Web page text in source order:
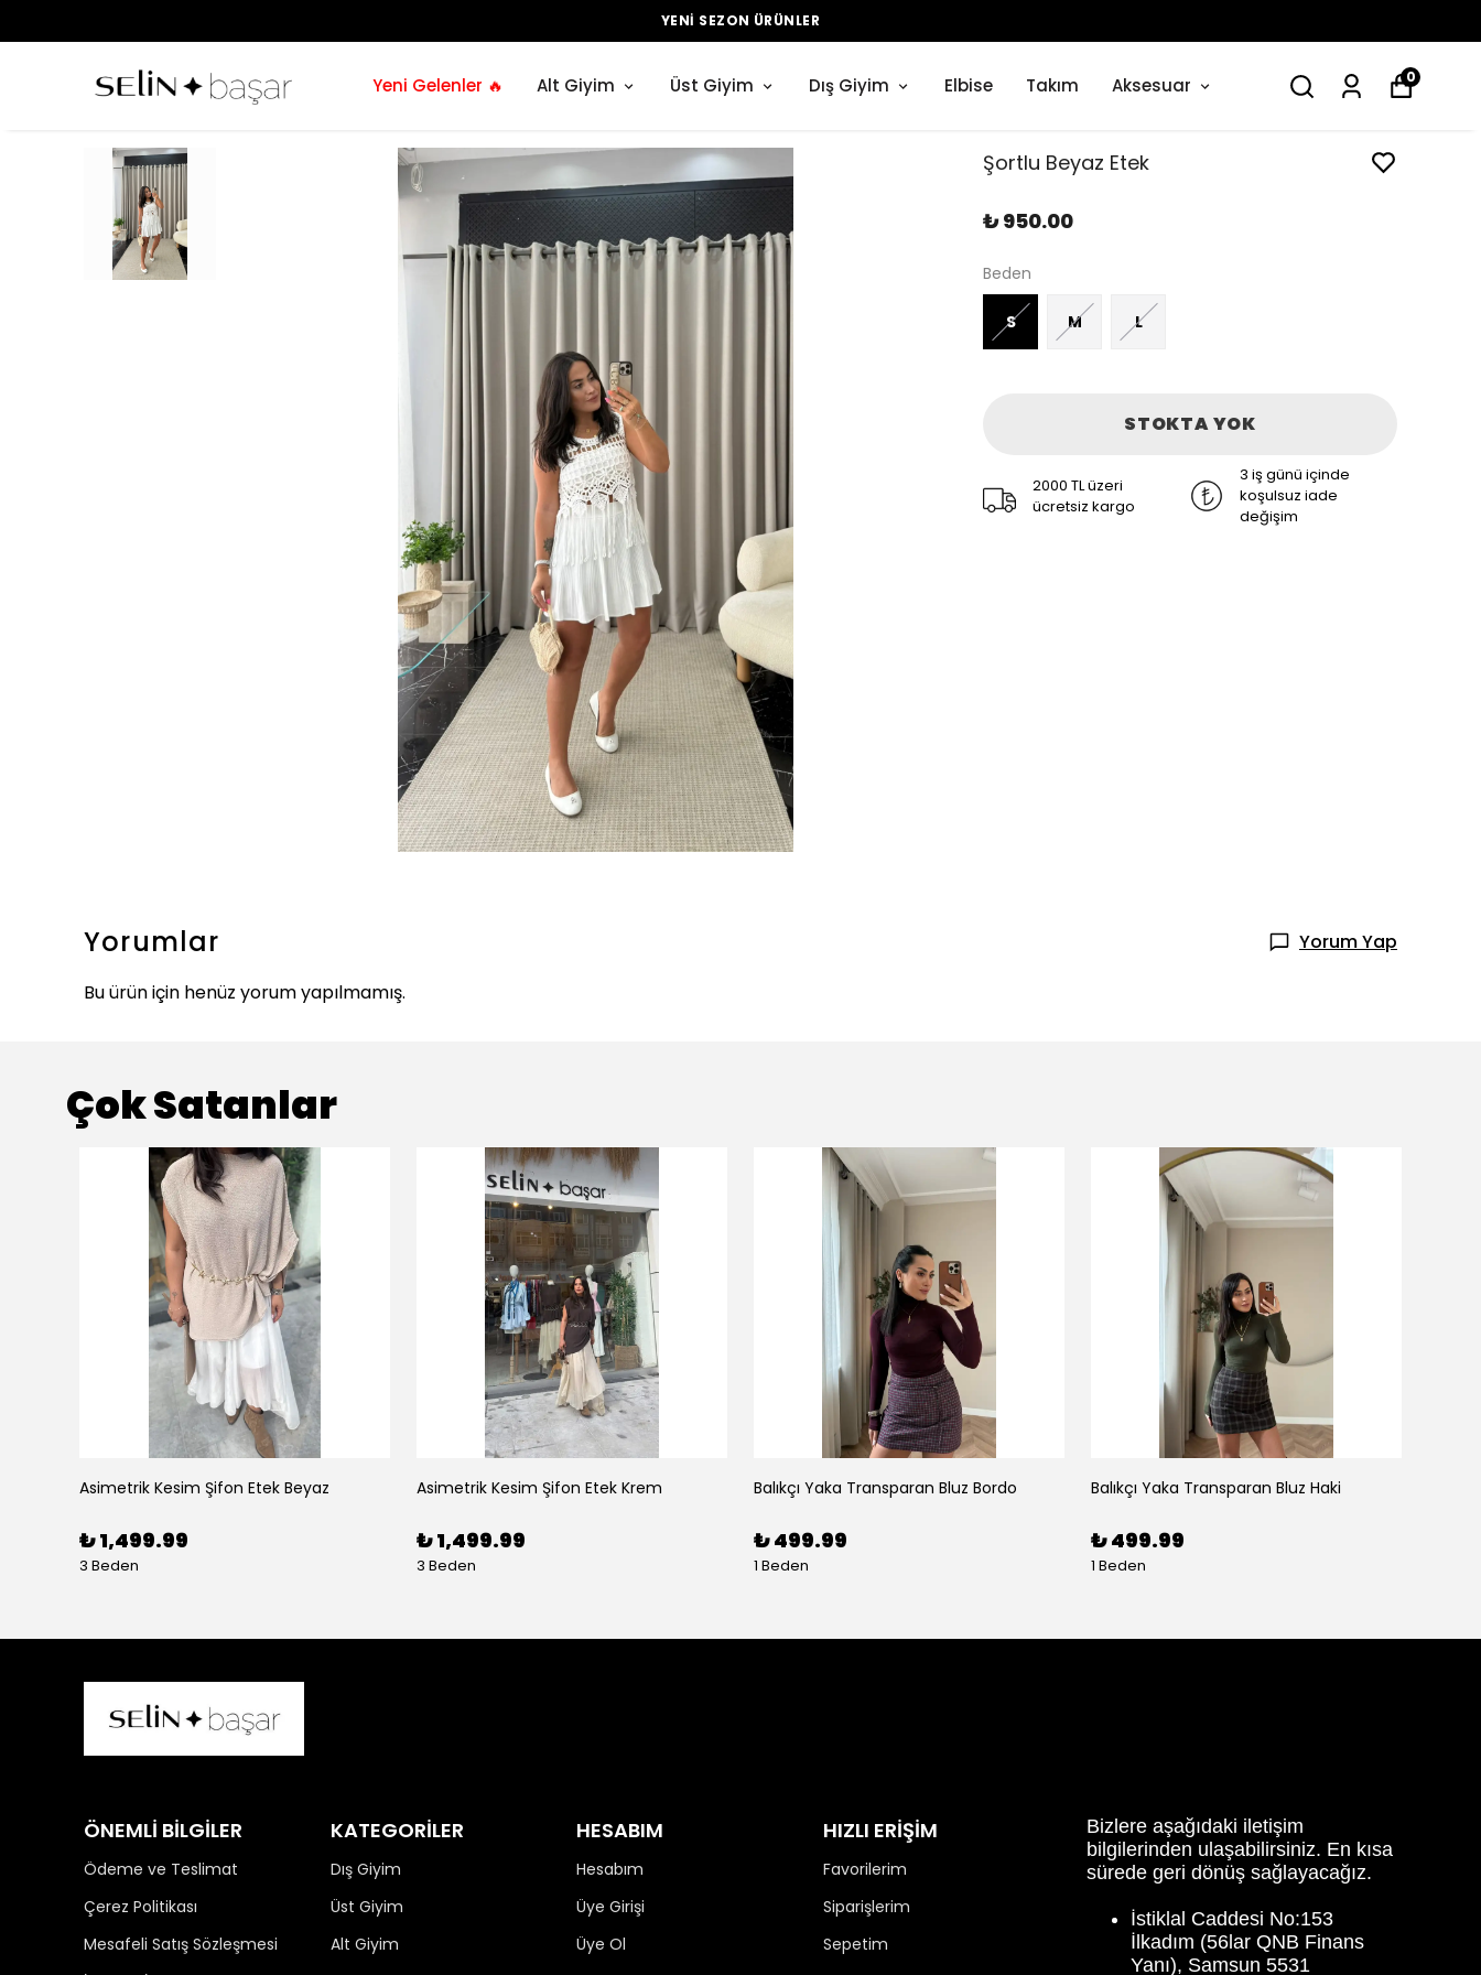
YENI SEZON ÜRÜNLER
Yeni Gelenler 🔥 Alt Giyim Üst Giyim Dış Giyim Elbise Takım Aksesuar 0
Şortlu Beyaz Etek
₺ 950.00
Beden
S M L
STOKTA YOK
2000 TL üzeri
ücretsiz kargo
3 iş günü içinde
koşulsuz iade
değişim
Yorumlar
Yorum Yap
Bu ürün için henüz yorum yapılmamış.
Çok Satanlar
Asimetrik Kesim Şifon Etek Beyaz
₺ 1,499.99
3 Beden
Asimetrik Kesim Şifon Etek Krem
₺ 1,499.99
3 Beden
Balıkçı Yaka Transparan Bluz Bordo
₺ 499.99
1 Beden
Balıkçı Yaka Transparan Bluz Haki
₺ 499.99
1 Beden
ÖNEMLİ BİLGİLER
Ödeme ve Teslimat
Çerez Politikası
Mesafeli Satış Sözleşmesi
KATEGORİLER
Dış Giyim
Üst Giyim
Alt Giyim
HESABIM
Hesabım
Üye Girişi
Üye Ol
HIZLI ERİŞİM
Favorilerim
Siparişlerim
Sepetim
Bizlere aşağıdaki iletişim
bilgilerinden ulaşabilirsiniz. En kısa
sürede geri dönüş sağlayacağız.
İstiklal Caddesi No:153
İlkadım (56lar QNB Finans
Yanı), Samsun 5531